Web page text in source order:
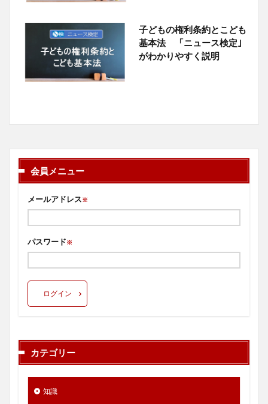
子どもの権利条約とこども
基本法 「ニュース検定｣
がわかりやすく説明
会員メニュー
メールアドレス※
パスワード※
ログイン
カテゴリー
知識